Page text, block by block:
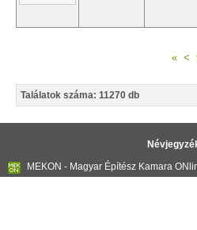
« <
Találatok száma: 11270 db
MEKON - Magyar Építész Kamara